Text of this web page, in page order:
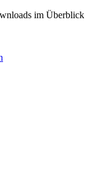
im Überblick